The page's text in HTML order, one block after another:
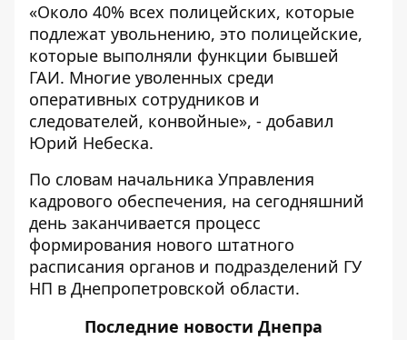
«Около 40% всех полицейских, которые
подлежат увольнению, это полицейские,
которые выполняли функции бывшей
ГАИ. Многие уволенных среди
оперативных сотрудников и
следователей, конвойные», - добавил
Юрий Небеска.
По словам начальника Управления
кадрового обеспечения, на сегодняшний
день заканчивается процесс
формирования нового штатного
расписания органов и подразделений ГУ
НП в Днепропетровской области.
Последние новости Днепра